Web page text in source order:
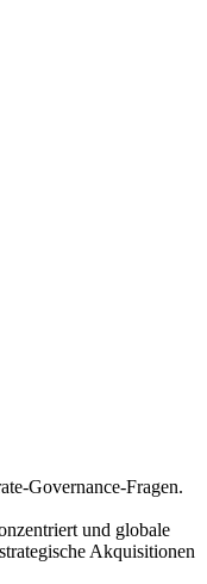
Governance-Fragen.
und globale
Akquisitionen